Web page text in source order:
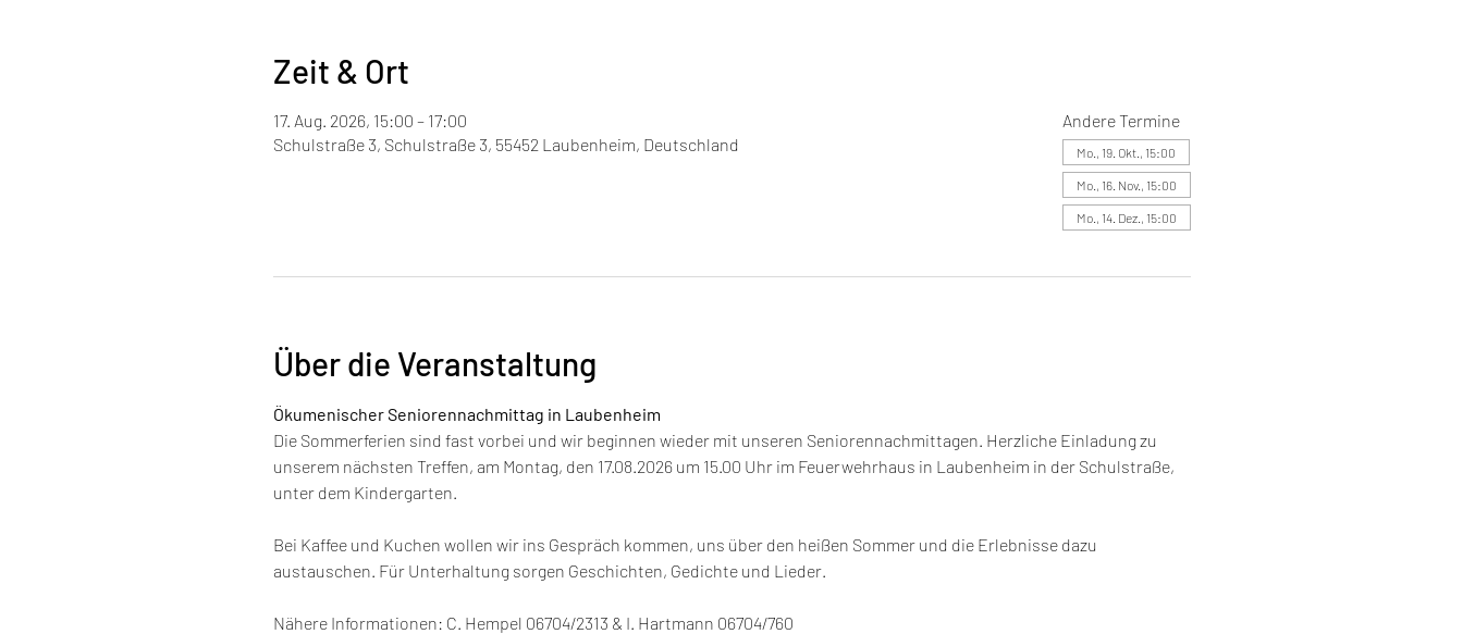
Zeit & Ort
17. Aug. 2026, 15:00 – 17:00
Schulstraße 3, Schulstraße 3, 55452 Laubenheim, Deutschland
Andere Termine
Mo., 19. Okt., 15:00
Mo., 16. Nov., 15:00
Mo., 14. Dez., 15:00
Über die Veranstaltung
Ökumenischer Seniorennachmittag in Laubenheim
Die Sommerferien sind fast vorbei und wir beginnen wieder mit unseren Seniorennachmittagen. Herzliche Einladung zu
unserem nächsten Treffen, am Montag, den 17.08.2026 um 15.00 Uhr im Feuerwehrhaus in Laubenheim in der Schulstraße,
unter dem Kindergarten.
Bei Kaffee und Kuchen wollen wir ins Gespräch kommen, uns über den heißen Sommer und die Erlebnisse dazu
austauschen. Für Unterhaltung sorgen Geschichten, Gedichte und Lieder.
Nähere Informationen: C. Hempel 06704/2313 & I. Hartmann 06704/760